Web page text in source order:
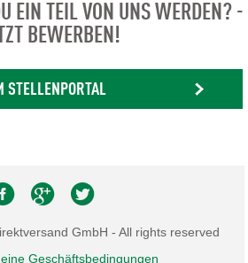
EIN TEIL VON UNS WERDEN? -
BEWERBEN!
STELLENPORTAL
GmbH - All rights reserved
Geschäftsbedingungen